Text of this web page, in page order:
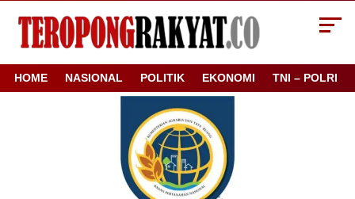
HOME NASIONAL POLITIK EKONOMI TNI – POLRI